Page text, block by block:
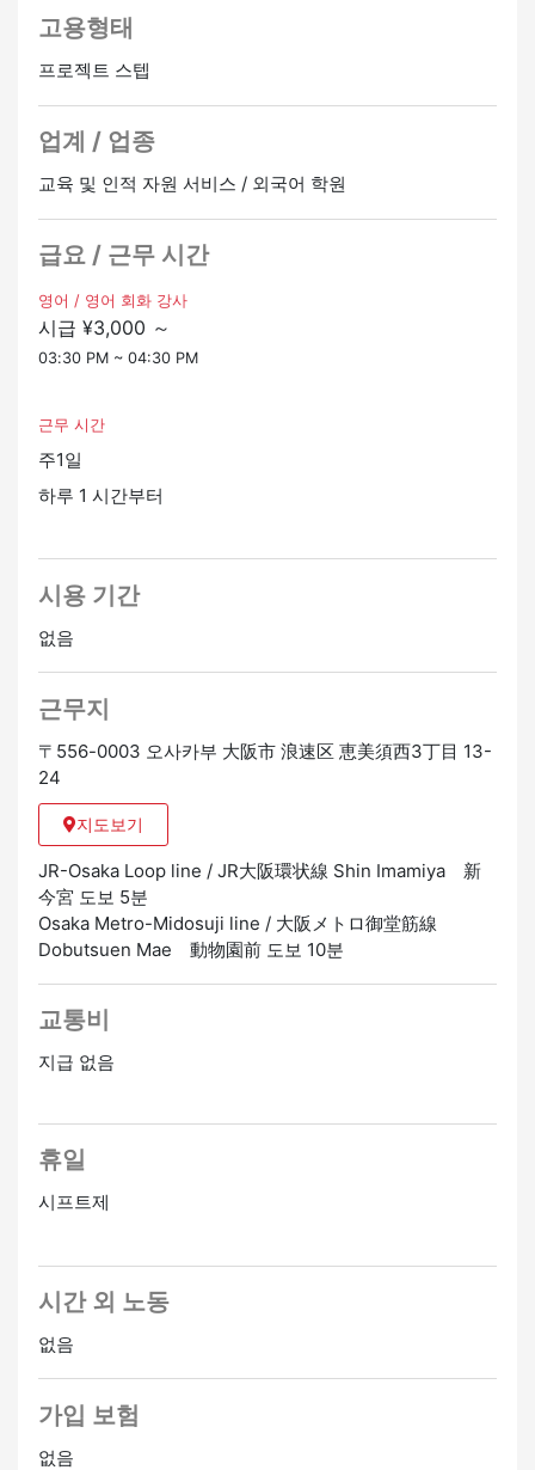
・시간: 오후 3시 30분~오후 4시 30분 (60분)
・시급: 3,000엔*카페 비용 및 교통비는 본인 부담
・근무지: 카페 (수업 장소는 지정하지 않습니다.결정하기
- 교재는 무료입니다.자신의 경험과 학생에 따라 수업 내용
을 자유롭게 구성할 수 있습니다.
- 옷차림은 자유입니다.
- 장기 근무 가능하신 분 환영합니다.
- 원어민이 아니어도 괜찮습니다.
■자격
・일상 영어 회화가 가능한 분
・사람들과 교류하는 것을 좋아하는 사람
고용형태
프로젝트 스텝
업계 / 업종
교육 및 인적 자원 서비스 / 외국어 학원
급요 / 근무 시간
영어 / 영어 회화 강사
시급 ¥3,000 ～
03:30 PM ~ 04:30 PM
근무 시간
주1일
하루 1 시간부터
시용 기간
없음
근무지
〒556-0003 오사카부 大阪市 浪速区 恵美須西3丁目 13-
24
지도보기
JR-Osaka Loop line / JR大阪環状線 Shin Imamiya 新
今宮 도보 5분
Osaka Metro-Midosuji line / 大阪メトロ御堂筋線
Dobutsuen Mae 動物園前 도보 10분
교통비
지급 없음
휴일
시프트제
시간 외 노동
없음
가입 보험
없음